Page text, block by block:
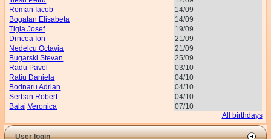
Roman Iacob
14/09
Bogatan Elisabeta
14/09
Tigla Josef
19/09
Drncea Ion
21/09
Nedelcu Octavia
21/09
Bugarski Stevan
25/09
Radu Pavel
03/10
Ratiu Daniela
04/10
Bodnaru Adrian
04/10
Serban Robert
04/10
Balaj Veronica
07/10
All birthdays
User login